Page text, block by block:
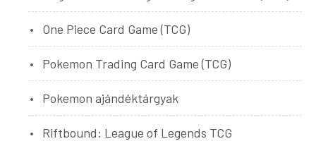
One Piece Card Game (TCG)
Pokemon Trading Card Game (TCG)
Pokemon ajándéktárgyak
Riftbound: League of Legends TCG